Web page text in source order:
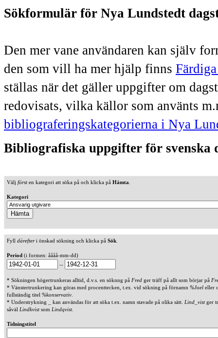
Sökformulär för Nya Lundstedt
Den mer vane användaren kan själv
den som vill ha mer hjälp finns
ställas när det gäller uppgifter om
redovisats, vilka källor som använts
bibliograferingskategorierna i Nya
Bibliografiska uppgifter för svenska
Välj försten kategori att söka på och klicka på Hämta
Kategori
Fyll därefteri önskad sökning och klicka på Sök
Period (i formen: åååå-mm-dd)
--
* Sökningen högertrunkeras alltid, d.v.s. en söknng på Fred ger träff på allt som börjar på
* Vänstertrunkering kan göras med procenttecken, t.ex. vid sökning på förnamn %Joel eller
fullständig titel %konservativ
* Understrykning _ kan användas för att söka t.ex. namn stavade på olika sätt. Lind_vistger
såväl Lindkvistsom Lindqvist.
Tidningstitel